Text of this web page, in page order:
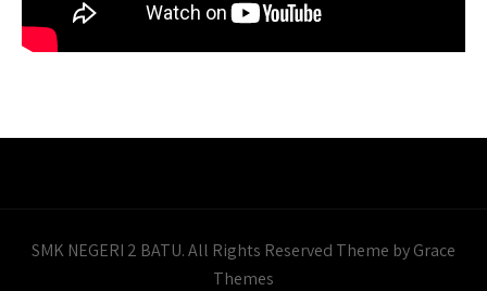
SMK NEGERI 2 BATU. All Rights Reserved Theme by Grace
Themes